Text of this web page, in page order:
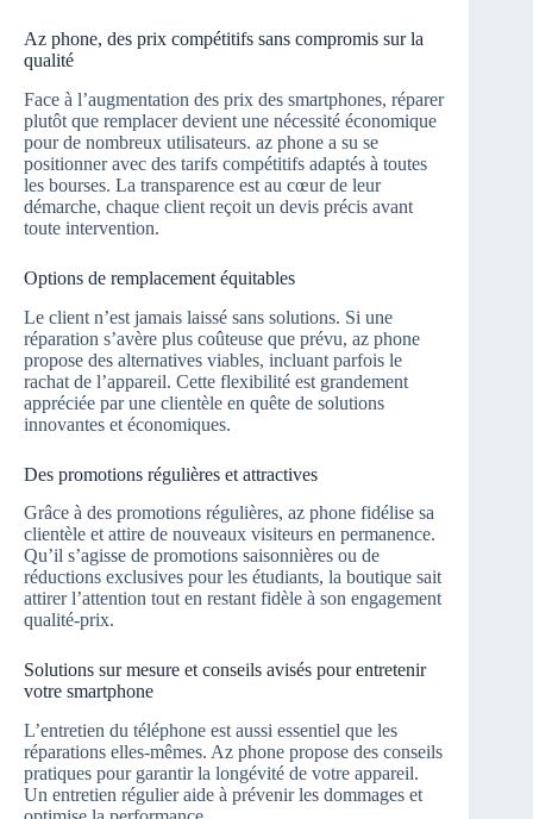
Az phone, des prix compétitifs sans compromis sur la
qualité
Face à l’augmentation des prix des smartphones, réparer
plutôt que remplacer devient une nécessité économique
pour de nombreux utilisateurs. az phone a su se
positionner avec des tarifs compétitifs adaptés à toutes
les bourses. La transparence est au cœur de leur
démarche, chaque client reçoit un devis précis avant
toute intervention.
Options de remplacement équitables
Le client n’est jamais laissé sans solutions. Si une
réparation s’avère plus coûteuse que prévu, az phone
propose des alternatives viables, incluant parfois le
rachat de l’appareil. Cette flexibilité est grandement
appréciée par une clientèle en quête de solutions
innovantes et économiques.
Des promotions régulières et attractives
Grâce à des promotions régulières, az phone fidélise sa
clientèle et attire de nouveaux visiteurs en permanence.
Qu’il s’agisse de promotions saisonnières ou de
réductions exclusives pour les étudiants, la boutique sait
attirer l’attention tout en restant fidèle à son engagement
qualité-prix.
Solutions sur mesure et conseils avisés pour entretenir
votre smartphone
L’entretien du téléphone est aussi essentiel que les
réparations elles-mêmes. Az phone propose des conseils
pratiques pour garantir la longévité de votre appareil.
Un entretien régulier aide à prévenir les dommages et